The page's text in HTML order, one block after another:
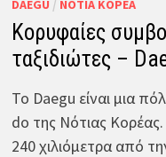
DAEGU / ΝΌΤΙΑ ΚΟΡΈΑ
Κορυφαίες
ταξιδιώτες –
Το Daegu είναι μια
do της Νότιας
240 χιλιόμετρα από